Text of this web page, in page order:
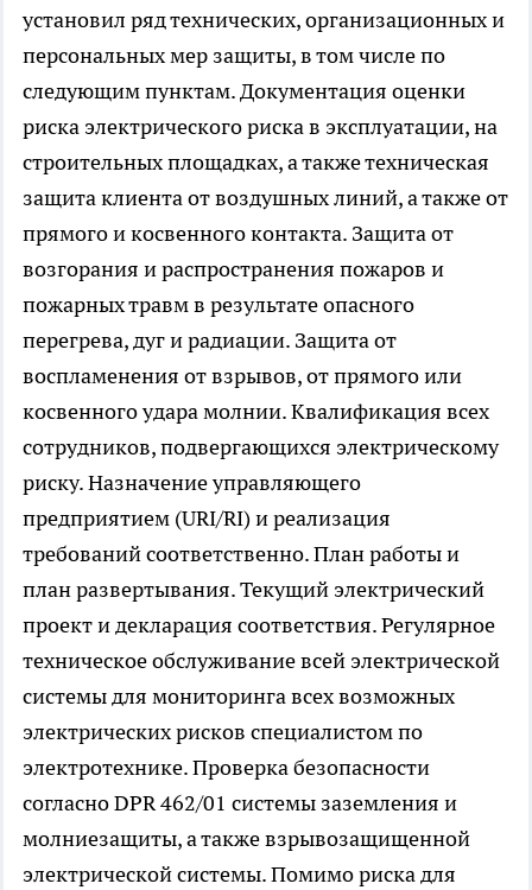
установил ряд технических, организационных и
персональных мер защиты, в том числе по
следующим пунктам. Документация оценки
риска электрического риска в эксплуатации, на
строительных площадках, а также техническая
защита клиента от воздушных линий, а также от
прямого и косвенного контакта. Защита от
возгорания и распространения пожаров и
пожарных травм в результате опасного
перегрева, дуг и радиации. Защита от
воспламенения от взрывов, от прямого или
косвенного удара молнии. Квалификация всех
сотрудников, подвергающихся электрическому
риску. Назначение управляющего
предприятием (URI/RI) и реализация
требований соответственно. План работы и
план развертывания. Текущий электрический
проект и декларация соответствия. Регулярное
техническое обслуживание всей электрической
системы для мониторинга всех возможных
электрических рисков специалистом по
электротехнике. Проверка безопасности
согласно DPR 462/01 системы заземления и
молниезащиты, а также взрывозащищенной
электрической системы. Помимо риска для